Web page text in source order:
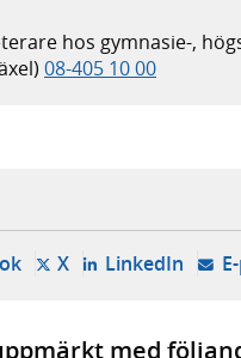
hos gymnasie-,
08-405 10 00
- öppnas i ny flik, extern
X- öppnas i ny flik,
LinkedIn-
med